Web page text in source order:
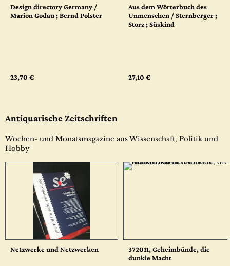
Design directory Germany /
Marion Godau ; Bernd Polster
23,70 €
Aus dem Wörterbuch des
Unmenschen / Sternberger ;
Storz ; Süskind
27,10 €
Antiquarische Zeitschriften
Wochen- und Monatsmagazine aus Wissenschaft, Politik und
Hobby
Netzwerke und Netzwerken
372011, Geheimbünde, die
dunkle Macht